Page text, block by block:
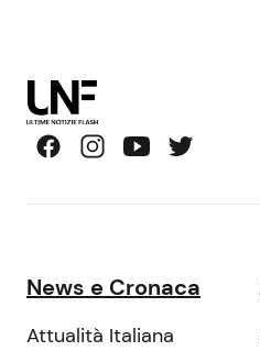
News e Cronaca
Attualità Italiana